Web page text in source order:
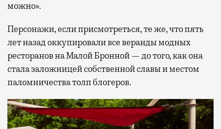
можно».
Персонажи, если присмотреться, те же, что пять
лет назад оккупировали все веранды модных
ресторанов на Малой Бронной — до того, как она
стала заложницей собственной славы и местом
паломничества толп блогеров.